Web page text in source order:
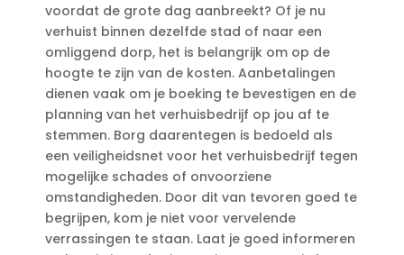
voordat de grote dag aanbreekt? Of je nu
verhuist binnen dezelfde stad of naar een
omliggend dorp, het is belangrijk om op de
hoogte te zijn van de kosten.​ Aanbetalingen
dienen vaak om je boeking te bevestigen en de
planning van het verhuisbedrijf op jou af te
stemmen.​ Borg daarentegen is bedoeld als
een veiligheidsnet voor het verhuisbedrijf tegen
mogelijke schades of onvoorziene
omstandigheden.​ Door dit van tevoren goed te
begrijpen, kom je niet voor vervelende
verrassingen te staan.​ Laat je goed informeren